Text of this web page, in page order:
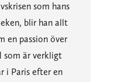
som hans
blir han allt
en passion över
som är verkligt
i Paris efter en